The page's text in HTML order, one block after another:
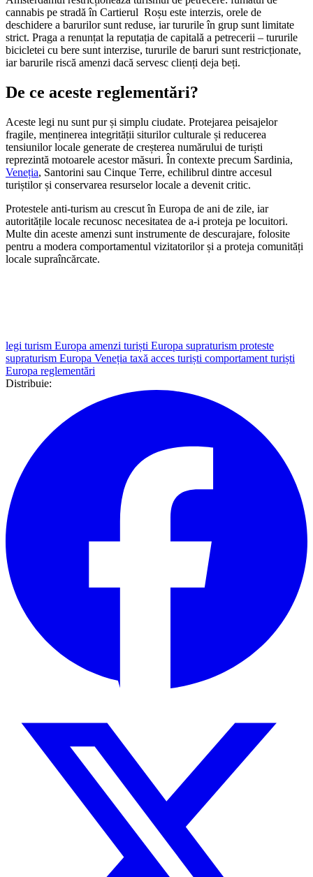
cannabis pe stradă în Cartierul Roșu este interzis, orele de
deschidere a barurilor sunt reduse, iar tururile în grup sunt limitate
strict. Praga a renunțat la reputația de capitală a petrecerii – tururile
bicicletei cu bere sunt interzise, tururile de baruri sunt restricționate,
iar barurile riscă amenzi dacă servesc clienți deja beți.
De ce aceste reglementări?
Aceste legi nu sunt pur și simplu ciudate. Protejarea peisajelor
fragile, menținerea integrității siturilor culturale și reducerea
tensiunilor locale generate de creșterea numărului de turiști
reprezintă motoarele acestor măsuri. În contexte precum Sardinia,
Veneția, Santorini sau Cinque Terre, echilibrul dintre accesul
turiștilor și conservarea resurselor locale a devenit critic.
Protestele anti-turism au crescut în Europa de ani de zile, iar
autoritățile locale recunosc necesitatea de a-i proteja pe locuitori.
Multe din aceste amenzi sunt instrumente de descurajare, folosite
pentru a modera comportamentul vizitatorilor și a proteja comunități
locale supraîncărcate.
legi turism Europa amenzi turiști Europa supraturism proteste
supraturism Europa Veneția taxă acces turiști comportament turiști
Europa reglementări
Distribuie: